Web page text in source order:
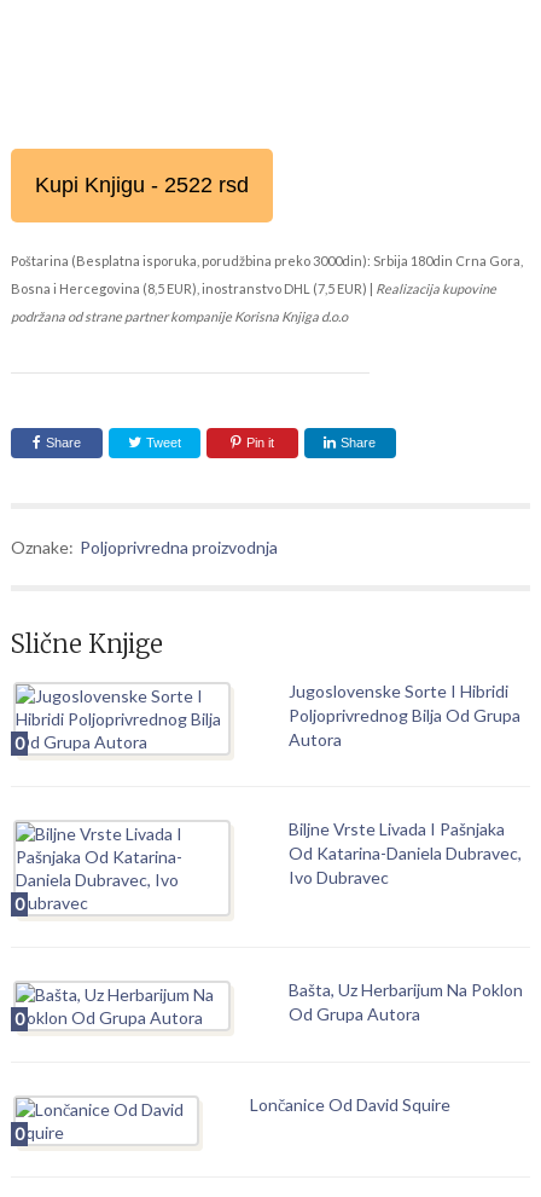
Kupi Knjigu - 2522 rsd
Poštarina (Besplatna isporuka, porudžbina preko 3000din): Srbija 180din Crna Gora,
Bosna i Hercegovina (8,5 EUR), inostranstvo DHL (7,5 EUR) | Realizacija kupovine
podržana od strane partner kompanije Korisna Knjiga d.o.o
Share Tweet Pin it Share
Oznake: Poljoprivredna proizvodnja
Slične Knjige
0
Jugoslovenske Sorte I Hibridi
Poljoprivrednog Bilja Od Grupa
Autora
0
Biljne Vrste Livada I Pašnjaka
Od Katarina-Daniela Dubravec,
Ivo Dubravec
0
Bašta, Uz Herbarijum Na Poklon
Od Grupa Autora
0
Lončanice Od David Squire